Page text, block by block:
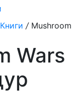
Книги / Mushroom
Wars